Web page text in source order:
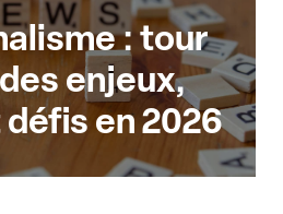
: tour
enjeux,
en 2026